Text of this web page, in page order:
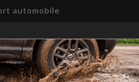
automobile